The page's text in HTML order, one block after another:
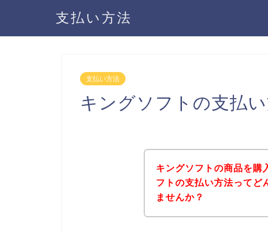
支払い方法
支払い方法
キングソフトの支払
キングソフトの商品を購
フトの支払い方法ってど
ませんか？